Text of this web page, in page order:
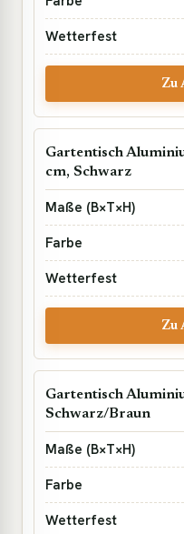
Zu
Gartentisch
cm, Schwarz
Zu
Gartentisch
Schwarz/Braun